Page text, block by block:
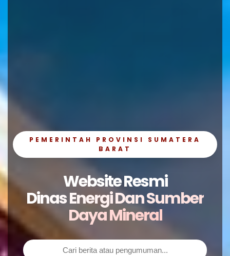
PEMERINTAH PROVINSI SUMATERA
BARAT
Website Resmi
Dinas Energi Dan Sumber
Daya Mineral